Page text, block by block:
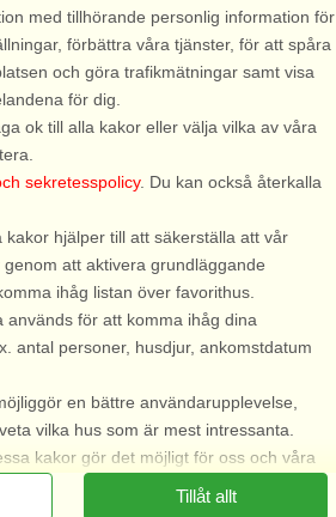
för
med tillhörande personlig information för
förbättra våra tjänster, för att spåra
och göra trafikmätningar samt visa
för dig.
ok till alla kakor eller välja vilka av våra
sekretesspolicy. Du kan också återkalla
kakor hjälper till att säkerställa att vår
att aktivera grundläggande
ihåg listan över favorithus.
används för att komma ihåg dina
antal personer, husdjur, ankomstdatum
en bättre användarupplevelse,
vilka hus som är mest intressanta.
kakor gör det möjligt för oss och våra
det mest relevanta innehållet till dig.
Tillåt allt